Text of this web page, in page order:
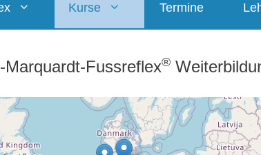
Kurse Termine
Marquardt-Fussreflex®